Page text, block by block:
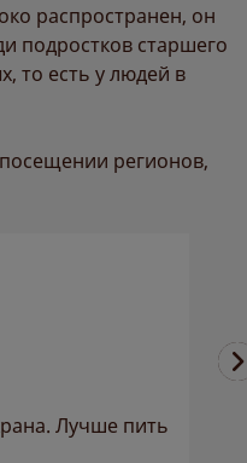
распространен, он
подростков старшего
то есть у людей в
регионов,
Лучше пить